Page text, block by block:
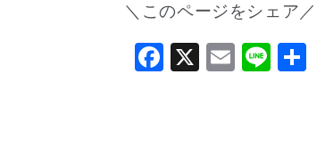
＼このページをシェア／
Facebook
X Email
Line